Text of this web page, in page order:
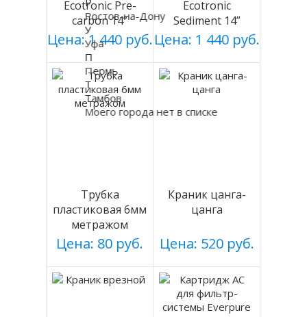
Ecotronic Pre-
carbon 14”
Цена: 1 440 руб.
Ecotronic
Sediment 14”
Цена: 1 440 руб.
Трубка
пластиковая 6мм
метражом
Цена: 80 руб.
Краник цанга-
цанга
Цена: 520 руб.
Ростов-на-Дону
У
Уфа
П
Пермь
Т
Тамбов
Моего города нет в списке